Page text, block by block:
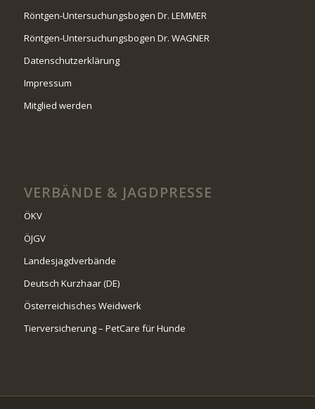
Röntgen-Untersuchungsbogen Dr. LEMMER
Röntgen-Untersuchungsbogen Dr. WAGNER
Datenschutzerklärung
Impressum
Mitglied werden
VERBÄNDE & JAGDPRESSE
ÖKV
ÖJGV
Landesjagdverbände
Deutsch Kurzhaar (DE)
Österreichisches Weidwerk
Tierversicherung – PetCare für Hunde